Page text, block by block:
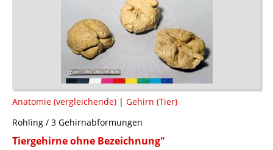
Anatomie (vergleichende) | Gehirn (Tier)
Rohling / 3 Gehirnabformungen
Tiergehirne ohne Bezeichnung"